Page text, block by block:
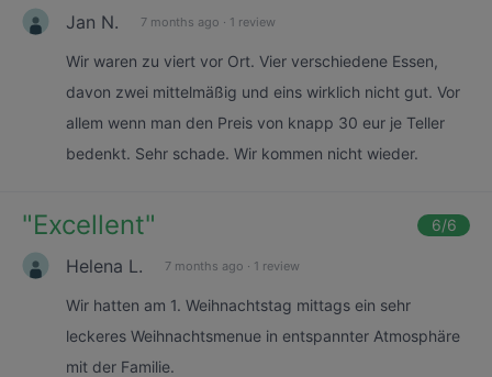
Jan N. 7 months ago · 1 review
Wir waren zu viert vor Ort. Vier verschiedene Essen,
davon zwei mittelmäßig und eins wirklich nicht gut. Vor
allem wenn man den Preis von knapp 30 eur je Teller
bedenkt. Sehr schade. Wir kommen nicht wieder.
"Excellent" 6/6
Helena L. 7 months ago · 1 review
Wir hatten am 1. Weihnachtstag mittags ein sehr
leckeres Weihnachtsmenue in entspannter Atmosphäre
mit der Familie.